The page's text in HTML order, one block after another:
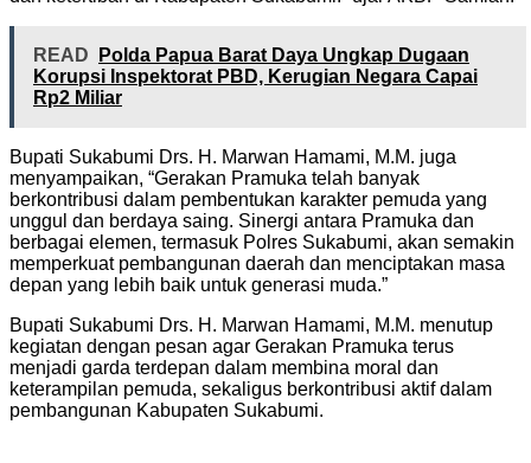
READ
Polda Papua Barat Daya Ungkap Dugaan
Korupsi Inspektorat PBD, Kerugian Negara Capai
Rp2 Miliar
Bupati Sukabumi Drs. H. Marwan Hamami, M.M. juga
menyampaikan, “Gerakan Pramuka telah banyak
berkontribusi dalam pembentukan karakter pemuda yang
unggul dan berdaya saing. Sinergi antara Pramuka dan
berbagai elemen, termasuk Polres Sukabumi, akan semakin
memperkuat pembangunan daerah dan menciptakan masa
depan yang lebih baik untuk generasi muda.”
Bupati Sukabumi Drs. H. Marwan Hamami, M.M. menutup
kegiatan dengan pesan agar Gerakan Pramuka terus
menjadi garda terdepan dalam membina moral dan
keterampilan pemuda, sekaligus berkontribusi aktif dalam
pembangunan Kabupaten Sukabumi.